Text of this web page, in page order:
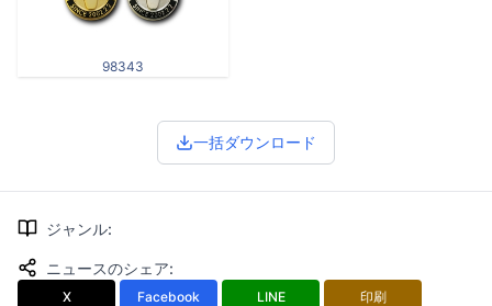
98343
一括ダウンロード
ジャンル:
ニュースのシェア:
X Facebook LINE 印刷